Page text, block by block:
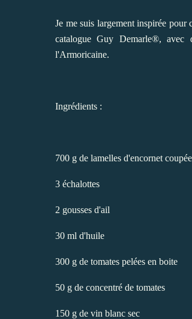
Je me suis largement inspirée
catalogue Guy Demarle®, avec
l'Armoricaine.
Ingrédients :
700 g de lamelles d'encornet
3 échalottes
2 gousses d'ail
30 ml d'huile
300 g de tomates pelées en boite
50 g de concentré de tomates
150 g de vin blanc sec